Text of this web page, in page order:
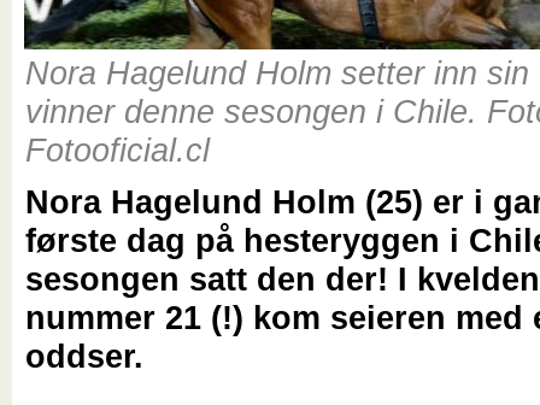
Nora Hagelund Holm setter inn
vinner denne sesongen i Chile.
Fotooficial.cl
Nora Hagelund Holm (25) er i
første dag på hesteryggen i
sesongen satt den der! I
nummer 21 (!) kom seieren med
oddser.